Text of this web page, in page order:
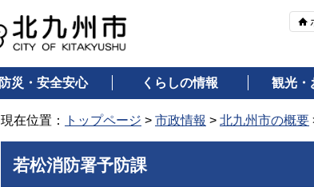
防災・安全安心 くらしの情報 観光・
現在位置： トップページ > 市政情報 > 北九州市の概要
若松消防署予防課